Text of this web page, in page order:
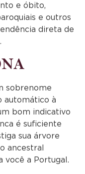
e óbito,
e outros
direta de
sobrenome
automático à
bom indicativo
é suficiente
sua árvore
ancestral
você a Portugal.